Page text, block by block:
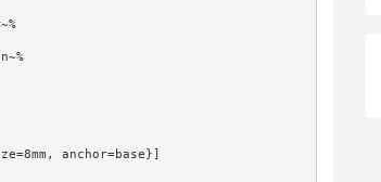
anchor=base}]